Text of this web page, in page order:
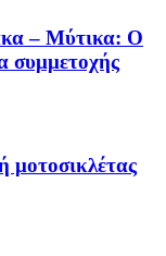
– Μύτικα: Ο
συμμετοχής
μοτοσικλέτας